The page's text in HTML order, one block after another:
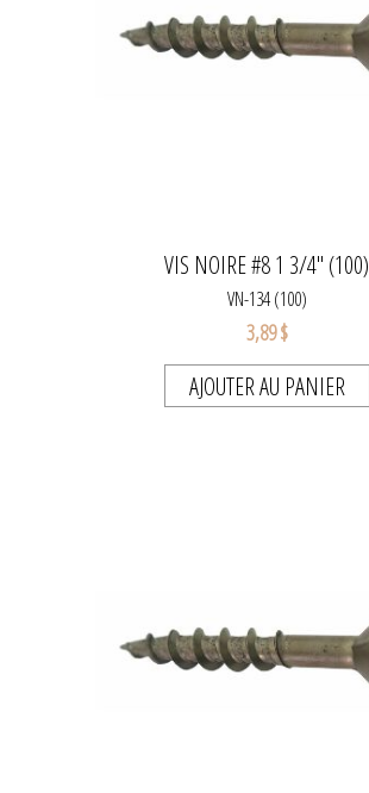
VIS NOIRE #8 1 3/4" (100)
VN-134 (100)
3,89 $
AJOUTER AU PANIER